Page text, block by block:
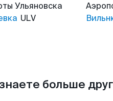
Ульяновска
ULV
больше